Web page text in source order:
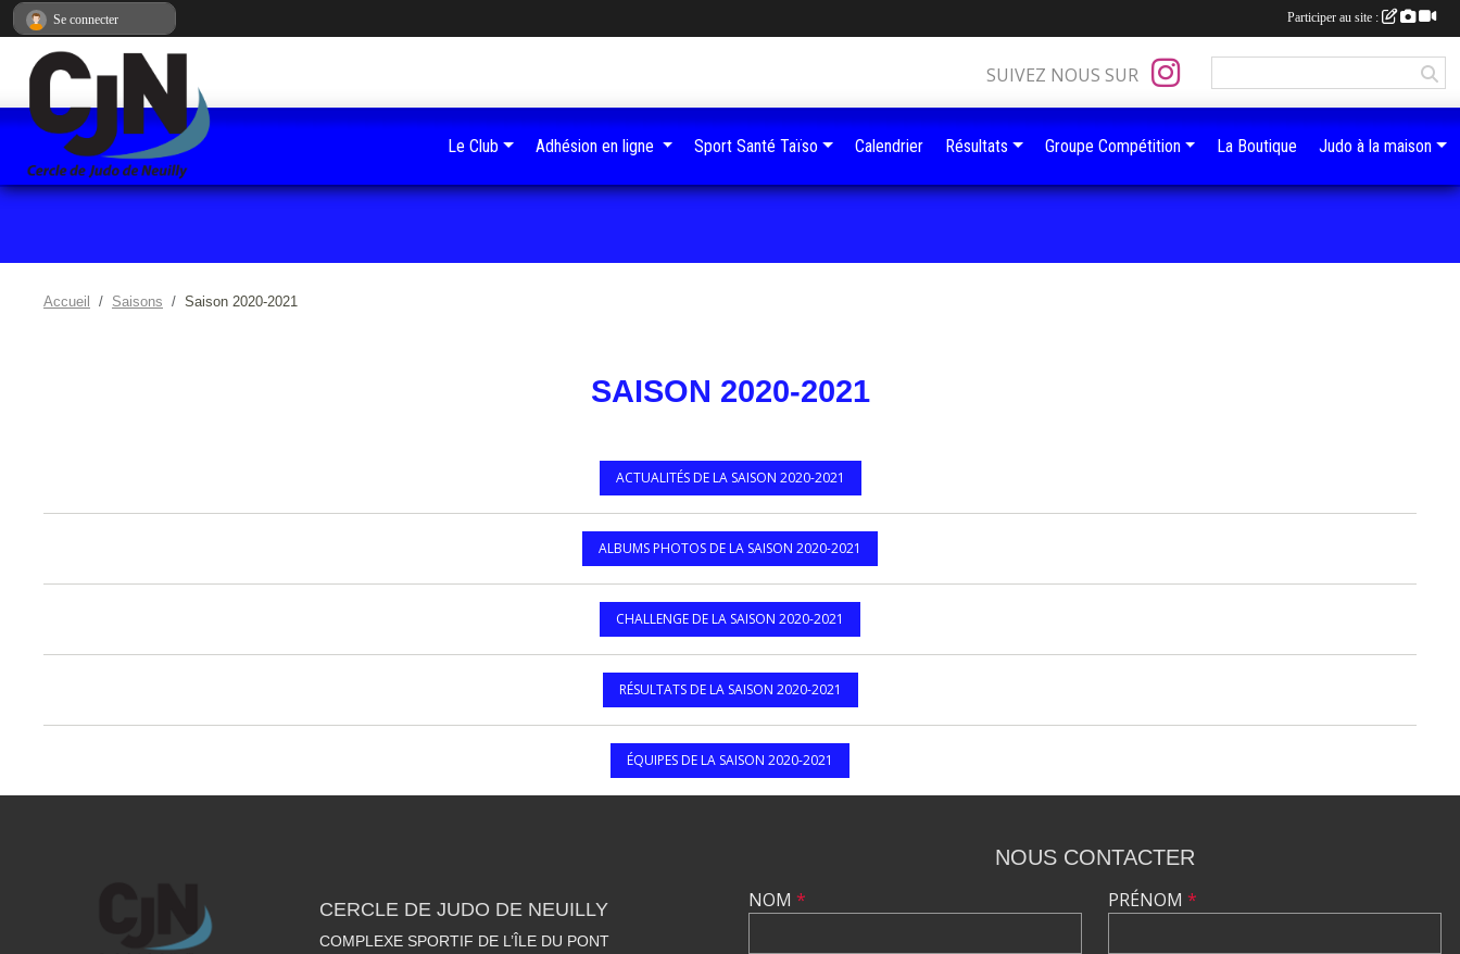
Accueil Saisons Saison 2020-2021
SAISON 2020-2021
ACTUALITÉS DE LA SAISON 2020-2021
ALBUMS PHOTOS DE LA SAISON 2020-2021
CHALLENGE DE LA SAISON 2020-2021
RÉSULTATS DE LA SAISON 2020-2021
ÉQUIPES DE LA SAISON 2020-2021
SUIVEZ NOUS SUR
Le Club Adhésion en ligne Sport Santé Taïso Calendrier Résultats Groupe Compétition La Boutique Judo à la maison
CERCLE DE JUDO DE NEUILLY
COMPLEXE SPORTIF DE L’ÎLE DU PONT
NOUS CONTACTER
NOM * PRÉNOM *
Se connecter Participer au site :
Panneau de gestion des cookies